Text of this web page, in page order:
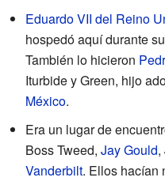
Eduardo VII del Reino
hospedó aquí durante
También lo hicieron
Iturbide y Green, hijo
México.
Era un lugar de
Boss Tweed, Jay Gould,
Vanderbilt. Ellos hacían